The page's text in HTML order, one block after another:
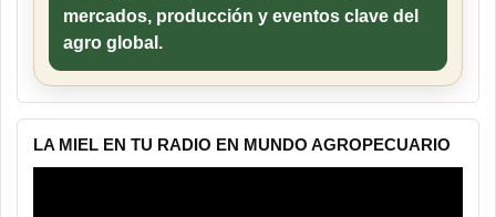
mercados, producción y eventos clave del
agro global.
LA MIEL EN TU RADIO EN MUNDO AGROPECUARIO